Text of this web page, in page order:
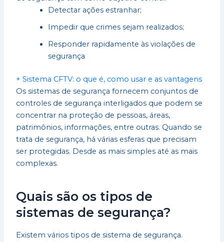
Detectar ações estranhar;
Impedir que crimes sejam realizados;
Responder rapidamente às violações de
segurança
+ Sistema CFTV: o que é, como usar e as vantagens
Os sistemas de segurança fornecem conjuntos de
controles de segurança interligados que podem se
concentrar na proteção de pessoas, áreas,
patrimônios, informações, entre outras. Quando se
trata de segurança, há várias esferas que precisam
ser protegidas. Desde as mais simples até as mais
complexas.
Quais são os tipos de
sistemas de segurança?
Existem vários tipos de sistema de segurança.